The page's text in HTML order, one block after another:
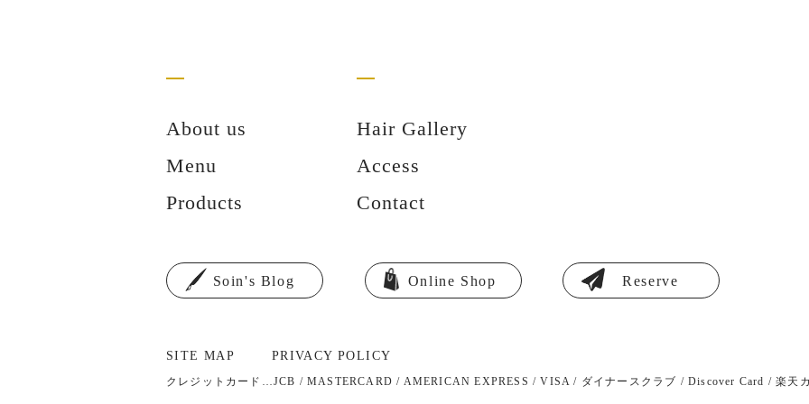
About us
Hair Gallery
Menu
Access
Products
Contact
Soin's Blog Online Shop Reserve
SITE MAP PRIVACY POLICY
クレジットカード…JCB / MASTERCARD / AMERICAN EXPRESS / VISA / ダイナースクラブ / Discover Card / 楽天